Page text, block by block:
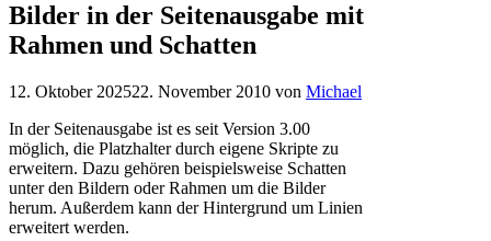
Bilder in der Seitenausgabe mit
Rahmen und Schatten
12. Oktober 202522. November 2010 von Michael
In der Seitenausgabe ist es seit Version 3.00
möglich, die Platzhalter durch eigene Skripte zu
erweitern. Dazu gehören beispielsweise Schatten
unter den Bildern oder Rahmen um die Bilder
herum. Außerdem kann der Hintergrund um Linien
erweitert werden.